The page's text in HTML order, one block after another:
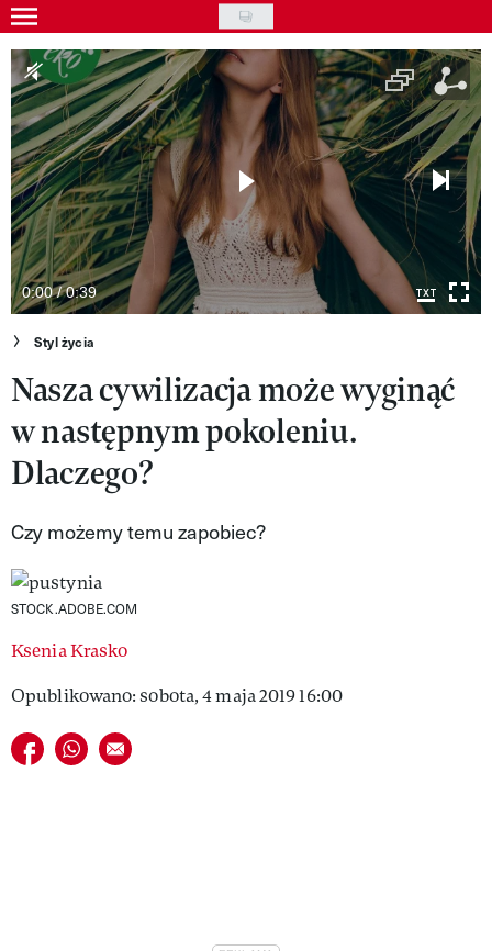
Skip
to
main
content
Gwiazdy
Ludzie
Moda
Uroda
Styl życia
Kultura
Wideo
Nasze akcje
VIVA!ART
VIVA!MODA
VIVA!PEOPLE POWER
VIVA!ITAKA
MAGAZYN VIVA!
0:00 / 0:39
Styl życia
Nasza cywilizacja może wyginąć
w następnym pokoleniu.
Dlaczego?
Czy możemy temu zapobiec?
STOCK.ADOBE.COM
Ksenia Krasko
Opublikowano: sobota, 4 maja 2019 16:00
Udostępnij na facebook
Udostępnij na whatsapp
E-mail do przyjaciela